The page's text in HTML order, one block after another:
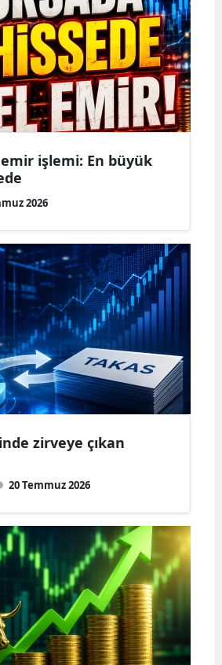
işlemi: En büyük
2026
zirveye çıkan
20 Temmuz 2026